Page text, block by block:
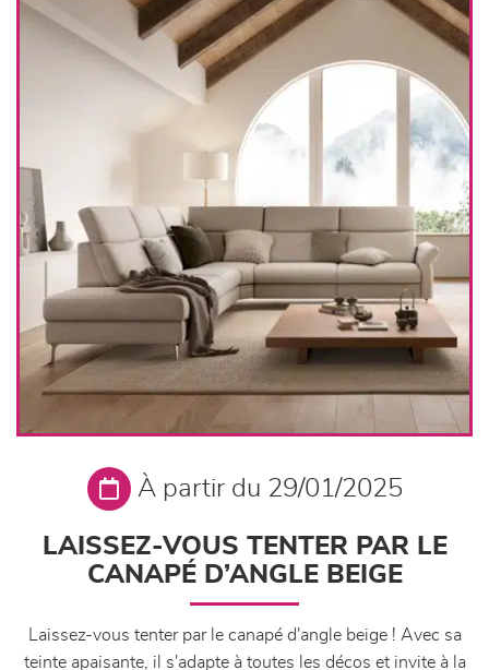
chambres et dressing
À partir du 29/01/2025
LAISSEZ-VOUS TENTER PAR LE
CANAPÉ D’ANGLE BEIGE
Laissez-vous tenter par le canapé d'angle beige ! Avec sa
teinte apaisante, il s'adapte à toutes les décos et invite à la